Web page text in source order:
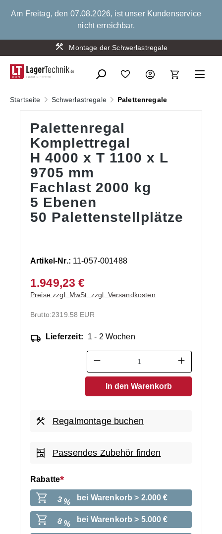
springen
Am Freitag, den 07.08.2026, ist unser Kundenservice
nicht erreichbar.
Montage der Schwerlastregale
Startseite Schwerlastregale Palettenregale
Palettenregal
Komplettregal
H 4000 x T 1100 x L
9705 mm
Fachlast 2000 kg
5 Ebenen
50 Palettenstellplätze
Artikel-Nr.: 11-057-001488
1.949,23 €
Preise zzgl. MwSt. zzgl. Versandkosten
Brutto:2319.58 EUR
Lieferzeit: 1 - 2 Wochen
Produkt Anzahl: Gib den
In den Warenkorb
Regalmontage buchen
Passendes Zubehör finden
Rabatte
3 % bei Warenkorb > 2.000 €
8 % bei Warenkorb > 5.000 €